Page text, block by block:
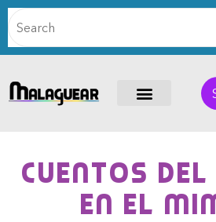
Cuentos del
en el